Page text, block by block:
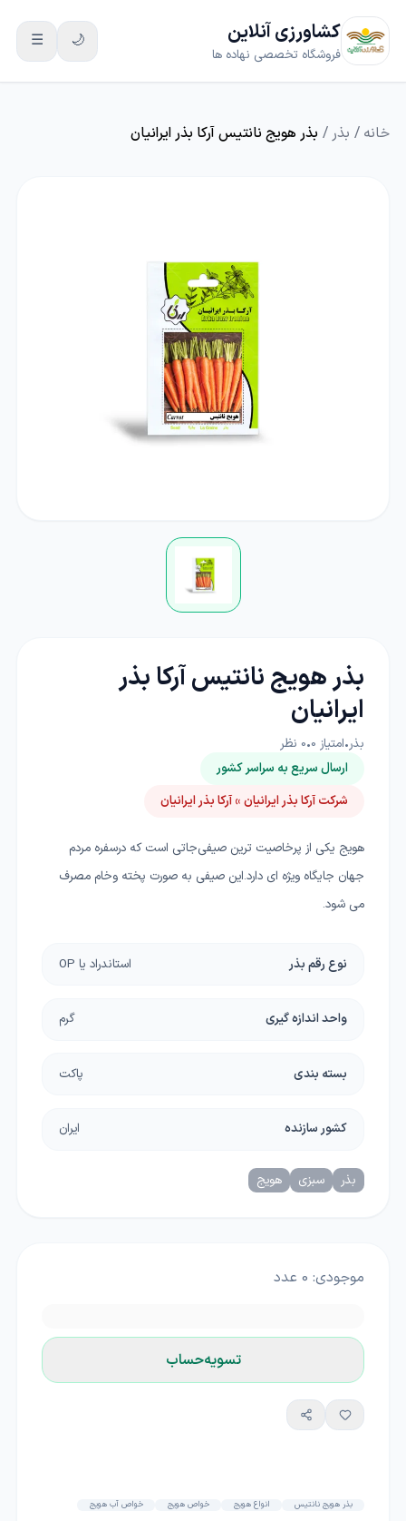
کشاورزی آنلاین
فروشگاه تخصصی نهاده ها
🌙
☰
خانه / بذر / بذر هویج نانتیس آرکا بذر ایرانیان
بذر هویج نانتیس آرکا بذر
ایرانیان
بذر•امتیاز 0
•
0 نظر
ارسال سریع به سراسر کشور
شرکت آرکا بذر ایرانیان » آرکا بذر ایرانیان
هویج یکی از پرخاصیت ترین صیفی‌جاتی است که درسفره مردم
جهان جایگاه ویژه ای دارد.این صیفی به صورت پخته وخام مصرف
می شود.
نوع رقم بذر استاندراد یا OP
واحد اندازه گیری گرم
بسته بندی پاکت
کشور سازنده ایران
بذر سبزی هویج
موجودی: 0 عدد
تسویه‌حساب
بذر هویج نانتیس انواع هویج خواص هویج خواص آب هویج